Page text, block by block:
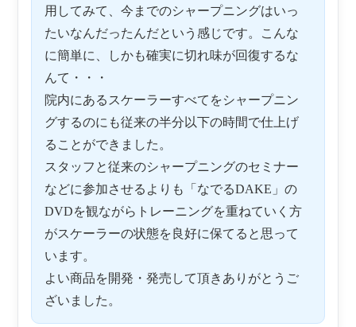
用してみて、今までのシャープニングはいっ
たいなんだったんだという感じです。こんな
に簡単に、しかも確実に切れ味が回復するな
んて・・・
院内にあるスケーラーすべてをシャープニン
グするのにも従来の半分以下の時間で仕上げ
ることができました。
スタッフと従来のシャープニングのセミナー
などに参加させるよりも「なでるDAKE」の
DVDを観ながらトレーニングを重ねていく方
がスケーラーの状態を良好に保てると思って
います。
よい商品を開発・発売して頂きありがとうご
ざいました。